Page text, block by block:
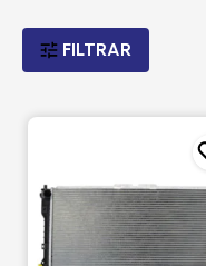
FILTRAR